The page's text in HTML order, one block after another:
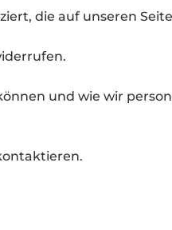
die auf unseren
und wie wir